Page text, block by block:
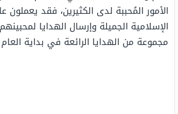
الأمور المُحببة لدى الكثيرين، فقد
الإسلامية الجميلة وإرسال الهدايا
مجموعة من الهدايا الرائعة في بداية